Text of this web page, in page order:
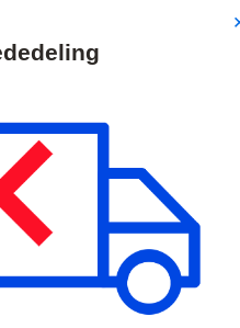
worden op dinsdag 11